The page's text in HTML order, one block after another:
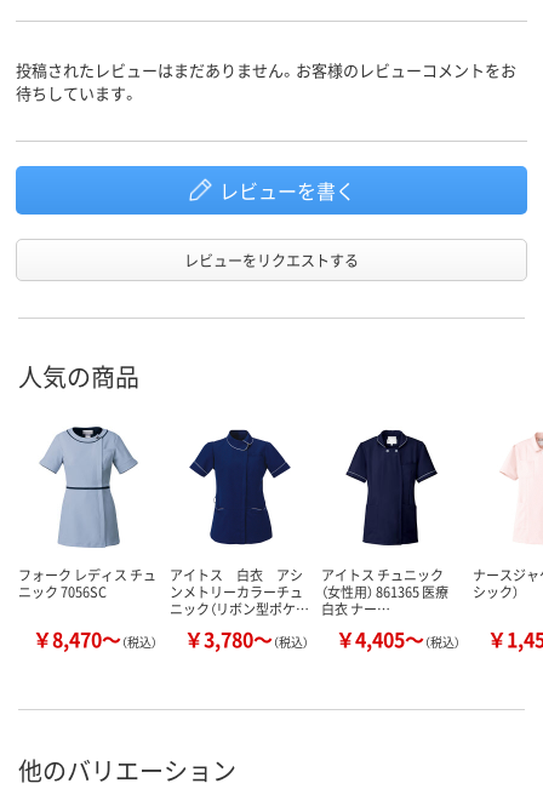
100%）
100%）
投稿されたレビューはまだありません。お客様のレビューコメントをお
待ちしています。
レビューを書く
レビューをリクエストする
人気の商品
フォーク レディス チュ
ニック 7056SC
￥8,470～（税込）
アイトス 白衣 アシ
ンメトリーカラーチュ
ニック（リボン型ポケ…
￥3,780～（税込）
アイトス チュニック
（女性用） 861365 医療
白衣 ナー…
￥4,405～（税込）
ナースジャ
シック）
￥
他のバリエーション